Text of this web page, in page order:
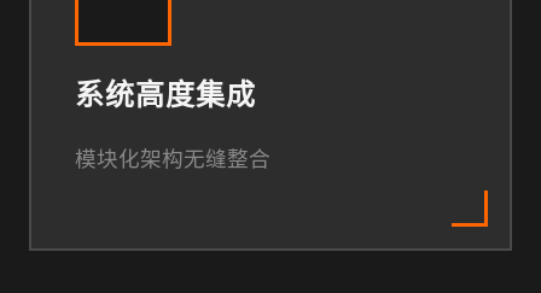
系统高度集成
模块化架构无缝整合